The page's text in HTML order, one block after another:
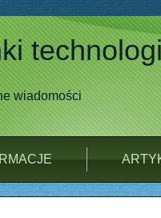
wiadomości